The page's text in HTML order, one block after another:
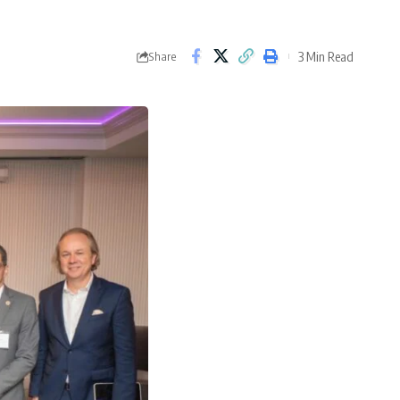
Share 3 Min Read